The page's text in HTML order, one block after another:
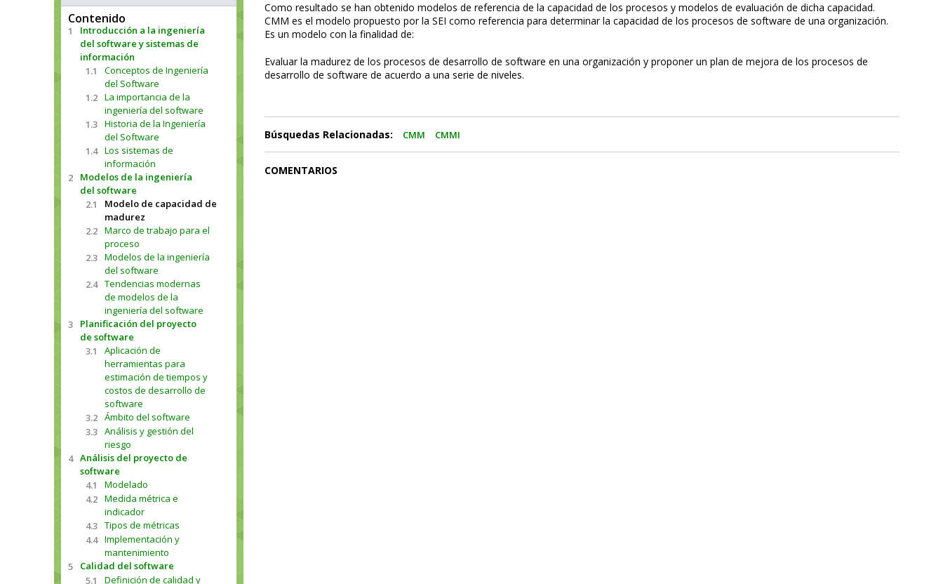
Contenido
1
Introducción a la ingeniería
del software y sistemas de
información
1.1
Conceptos de Ingeniería
del Software
1.2 La importancia de la
ingeniería del software
1.3 Historia de la Ingeniería
del Software
1.4 Los sistemas de
información
2
Modelos de la ingeniería
del software
2.1
Modelo de capacidad de
madurez
2.2 Marco de trabajo para el
proceso
2.3 Modelos de la ingeniería
del software
2.4 Tendencias modernas
de modelos de la
ingeniería del software
3
Planificación del proyecto
de software
3.1
Aplicación de
herramientas para
estimación de tiempos y
costos de desarrollo de
software
3.2 Ámbito del software
3.3 Análisis y gestión del
riesgo
4 Análisis del proyecto de
software
4.1
Modelado
4.2 Medida métrica e
indicador
4.3 Tipos de métricas
4.4 Implementación y
mantenimiento
5
Calidad del software
5.1
Definición de calidad y
Como resultado se han obtenido modelos de referencia de la capacidad de los procesos y modelos de evaluación de dicha capacidad.
CMM es el modelo propuesto por la SEI como referencia para determinar la capacidad de los procesos de software de una organización.
Es un modelo con la finalidad de:
Evaluar la madurez de los procesos de desarrollo de software en una organización y proponer un plan de mejora de los procesos de
desarrollo de software de acuerdo a una serie de niveles.
Búsquedas Relacionadas: CMM CMMI
COMENTARIOS